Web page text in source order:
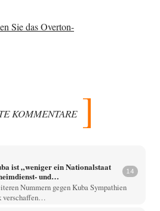
KOMMENTARE
ist „weniger ein Nationalstaat
und
14
Nummern gegen Kuba Sympathien
verschaffen…